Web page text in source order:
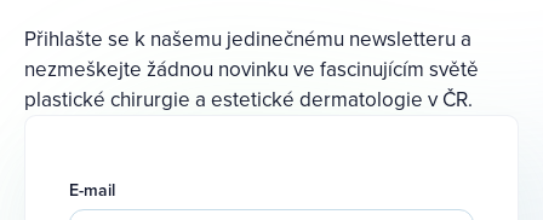
Přihlašte se k našemu jedinečnému newsletteru a
nezmeškejte žádnou novinku ve fascinujícím světě
plastické chirurgie a estetické dermatologie v ČR.
E-mail